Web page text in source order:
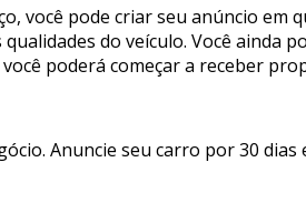
você pode criar seu anúncio
do veículo. Você
poderá começar a receber
Anuncie seu carro por 30